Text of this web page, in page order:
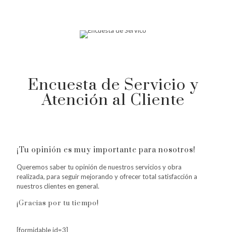
Encuesta de Servicio y
Atención al Cliente
¡Tu opinión es muy importante para nosotros!
Queremos saber tu opinión de nuestros servicios y obra
realizada, para seguir mejorando y ofrecer total satisfacción a
nuestros clientes en general.
¡Gracias por tu tiempo!
[formidable id=3]